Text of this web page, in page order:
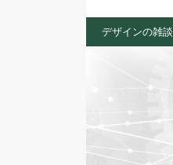
デザインの雑談